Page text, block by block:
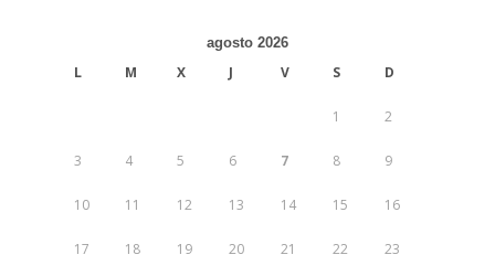
agosto 2026
L M X J V S D
1 2
3 4 5 6 7 8 9
10 11 12 13 14 15 16
17 18 19 20 21 22 23